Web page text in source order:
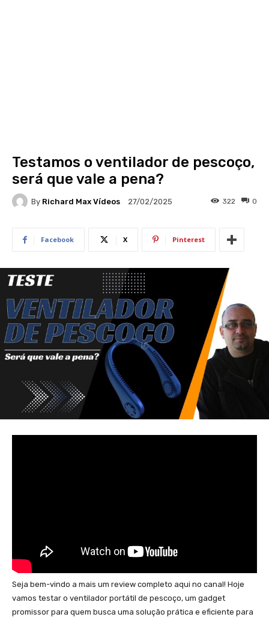
Testamos o ventilador de pescoço,
será que vale a pena?
By Richard Max Vídeos 27/02/2025 0
322
Facebook X Pinterest
Seja bem-vindo a mais um review completo aqui no canal! Hoje
vamos testar o ventilador portátil de pescoço, um gadget
promissor para quem busca uma solução prática e eficiente para